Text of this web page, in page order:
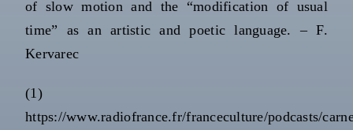
of slow motion and the “modification of usual
time” as an artistic and poetic language. – F.
Kervarec
(1)
https://www.radiofrance.fr/franceculture/podcasts/